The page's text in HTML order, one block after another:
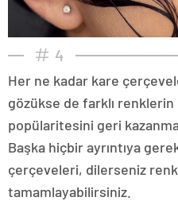
4
Her ne kadar kare
gözükse de farklı
popülaritesini geri
Başka hiçbir ayrıntıya
çerçeveleri, dilerseniz
tamamlayabilirsiniz.